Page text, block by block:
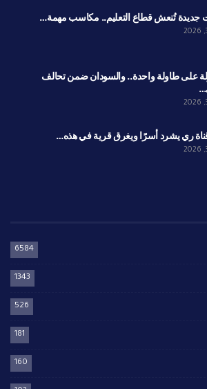
جديدة تُنعش قطاع التعليم.. مكاسب مهمة…
على طاولة واحدة.. والسودان ضمن تحالف
قناة ري يشرد أسرًا ويغرق قرية في هذه…
6584
1343
526
181
160